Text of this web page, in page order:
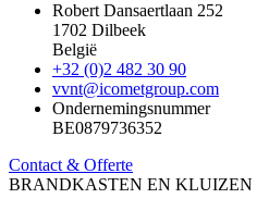
Robert Dansaertlaan 252
1702 Dilbeek
België
+32 (0)2 482 30 90
vvnt@icometgroup.com
Ondernemingsnummer
BE0879736352
Contact & Offerte
BRANDKASTEN EN KLUIZEN